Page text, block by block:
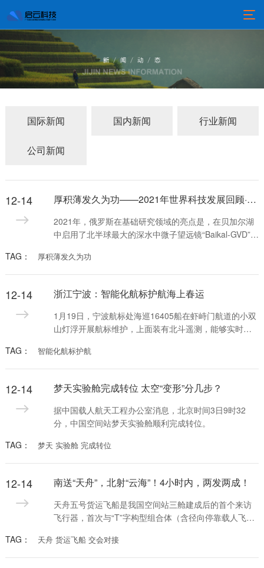
国际新闻 国内新闻 行业新闻
公司新闻
12-14 厚积薄发久为功——2021年世界科技发展回顾·基础研究
2021年，俄罗斯在基础研究领域的亮点是，在贝加尔湖
中启用了北半球最大的深水中微子望远镜“Baikal-GVD”，
学、水文学和淡水生物学现象，探索宇宙的产生和进化
过程。
TAG： 厚积薄发久为功
12-14 浙江宁波：智能化航标护航海上春运
1月19日，宁波航标处海巡16405船在虾峙门航道的小双
山灯浮开展航标维护，上面装有北斗遥测，能够实时监
TAG： 智能化航标护航
12-14 梦天实验舱完成转位 太空“变形”分几步？
据中国载人航天工程办公室消息，北京时间3日9时32
分，中国空间站梦天实验舱顺利完成转位。
TAG：
梦天 实验舱 完成转位
12-14 南送“天舟”，北射“云海”！4小时内，两发两成！
天舟五号货运飞船是我国空间站三舱建成后的首个来访
飞行器，首次与“T”字构型组合体（含径向停靠载人飞
在空间站有人驻留情况下实施货运飞船交会对接，具备
故障情况下手控遥操作交会对接任务备份能力，提高了
TAG： 天舟 货运飞船 交会对接